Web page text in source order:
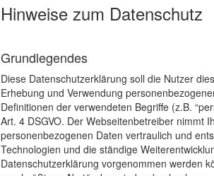
Hinweise zum Datenschutz
Grundlegendes
Diese Datenschutzerklärung soll die Nutzer
Erhebung und Verwendung
Definitionen der verwendeten Begriffe (z.B.
Art. 4 DSGVO. Der Webseitenbetreiber nimmt
personenbezogenen Daten vertraulich und
Technologien und die ständige
Datenschutzerklärung vorgenommen werden